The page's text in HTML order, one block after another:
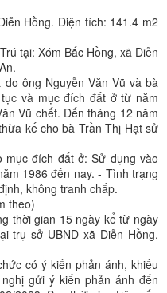
Hồng. Diện tích: 141.4 m2
tại: Xóm Bắc Hồng, xã Diễn
ông Nguyễn Văn Vũ và bà
và mục đích đất ở từ năm
Vũ chết. Đến tháng 12 năm
kế cho bà Trần Thị Hạt sử
đích đất ở: Sử dụng vào
1986 đến nay. - Tình trạng
không tranh chấp.
theo)
thời gian 15 ngày kể từ ngày
trụ sở UBND xã Diễn Hồng,
có ý kiến phản ánh, khiếu
gửi ý kiến phản ánh đến